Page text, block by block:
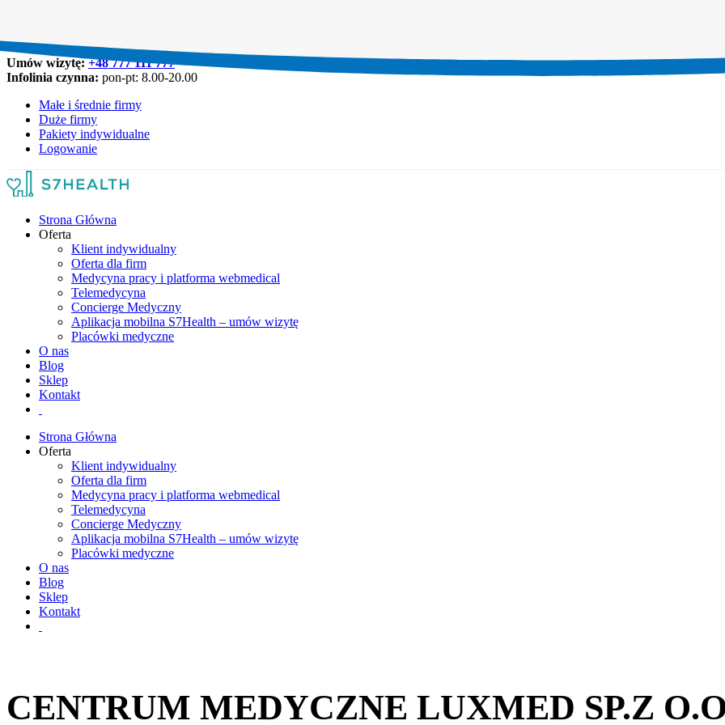
Umów wizytę:+48 777 111 777
Infolinia czynna: pon-pt: 8.00-20.00
Małe i średnie firmy
Duże firmy
Pakiety indywidualne
Logowanie
Strona Główna
Oferta
Klient indywidualny
Oferta dla firm
Medycyna pracy i platforma webmedical
Telemedycyna
Concierge Medyczny
Aplikacja mobilna S7Health – umów wizytę
Placówki medyczne
O nas
Blog
Sklep
Kontakt
Strona Główna
Oferta
Klient indywidualny
Oferta dla firm
Medycyna pracy i platforma webmedical
Telemedycyna
Concierge Medyczny
Aplikacja mobilna S7Health – umów wizytę
Placówki medyczne
O nas
Blog
Sklep
Kontakt
CENTRUM MEDYCZNE LUXMED SP.Z